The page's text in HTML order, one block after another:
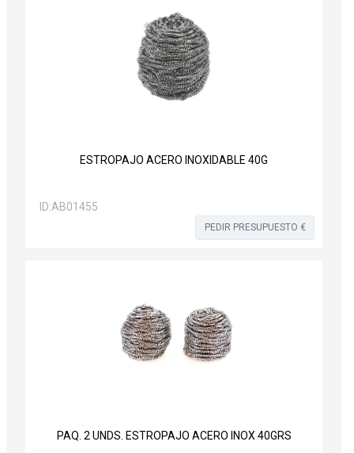
ESTROPAJO ACERO INOXIDABLE 40G
ID:AB01455
PEDIR PRESUPUESTO €
PAQ. 2 UNDS. ESTROPAJO ACERO INOX 40GRS